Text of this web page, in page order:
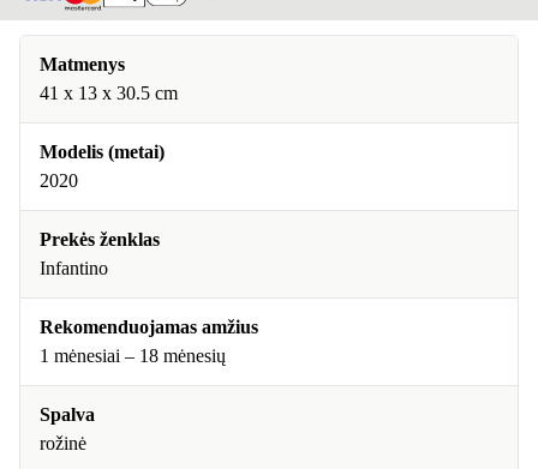
Matmenys
41 x 13 x 30.5 cm
Modelis (metai)
2020
Prekės ženklas
Infantino
Rekomenduojamas amžius
1 mėnesiai – 18 mėnesių
Spalva
rožinė